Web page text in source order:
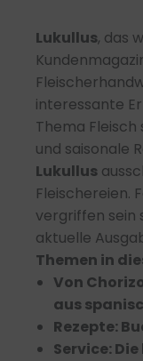
Lukullus, das
interessante
Thema
und saisonale
Lukullus
Fleischereien.
vergriffen sein
aktuelle
Themen in
Von
aus
Rezepte:
Service: